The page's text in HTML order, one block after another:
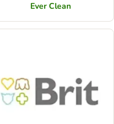
Ever Clean